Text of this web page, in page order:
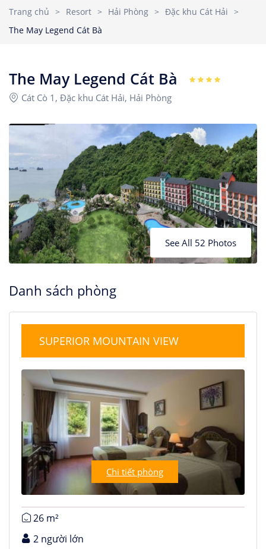
Căn hộ dịch vụ
3 4 5 6 7
8
9
10
23
24 25 26 27 28
29
30
31
Rooms
Trang chủ > Resort > Hải Phòng > Đặc khu Cát Hải >
The May Legend Cát Bà
The May Legend Cát Bà
Cát Cò 1, Đặc khu Cát Hải, Hải Phòng
See All 52 Photos
Danh sách phòng
SUPERIOR MOUNTAIN VIEW
Chi tiết phòng
26 m²
2 người lớn